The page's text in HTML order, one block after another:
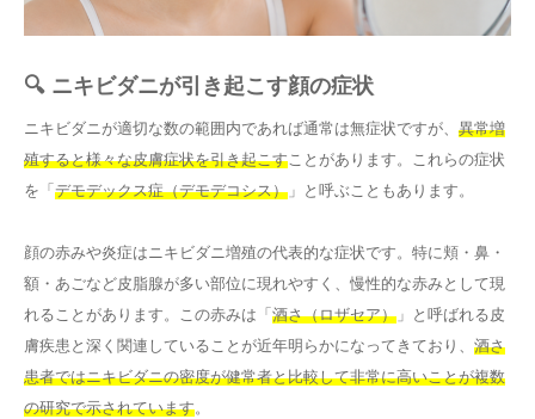
🔍 ニキビダニが引き起こす顔の症状
ニキビダニが適切な数の範囲内であれば通常は無症状ですが、 異常増
殖すると様々な皮膚症状を引き起こすことがあります。これらの症状
を「 デモデックス症（デモデコシス） 」と呼ぶこともあります。
顔の赤みや炎症はニキビダニ増殖の代表的な症状です。特に頬・鼻・
額・あごなど皮脂腺が多い部位に現れやすく、慢性的な赤みとして現
れることがあります。この赤みは「 酒さ（ロザセア） 」と呼ばれる皮
膚疾患と深く関連していることが近年明らかになってきており、 酒さ
患者ではニキビダニの密度が健常者と比較して非常に高いことが複数
の研究で示されています。